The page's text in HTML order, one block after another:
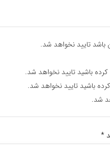
باشد تایید نخواهد شد.
باشید تایید نخواهد شد.
باشید تایید نخواهد شد.
شد.
*